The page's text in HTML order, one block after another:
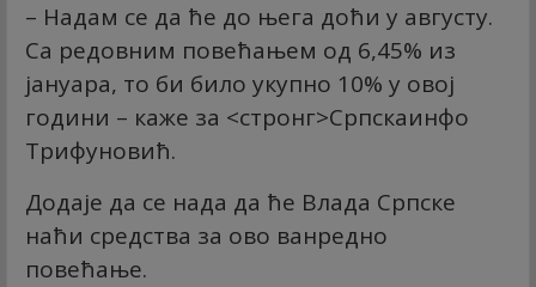
– Надам се да ће до њега доћи у августу.
Са редовним повећањем од 6,45% из
јануара, то би било укупно 10% у овој
години – каже за <стронг>Српскаинфо
Трифуновић.
Додаје да се нада да ће Влада Српске
наћи средства за ово ванредно
повећање.